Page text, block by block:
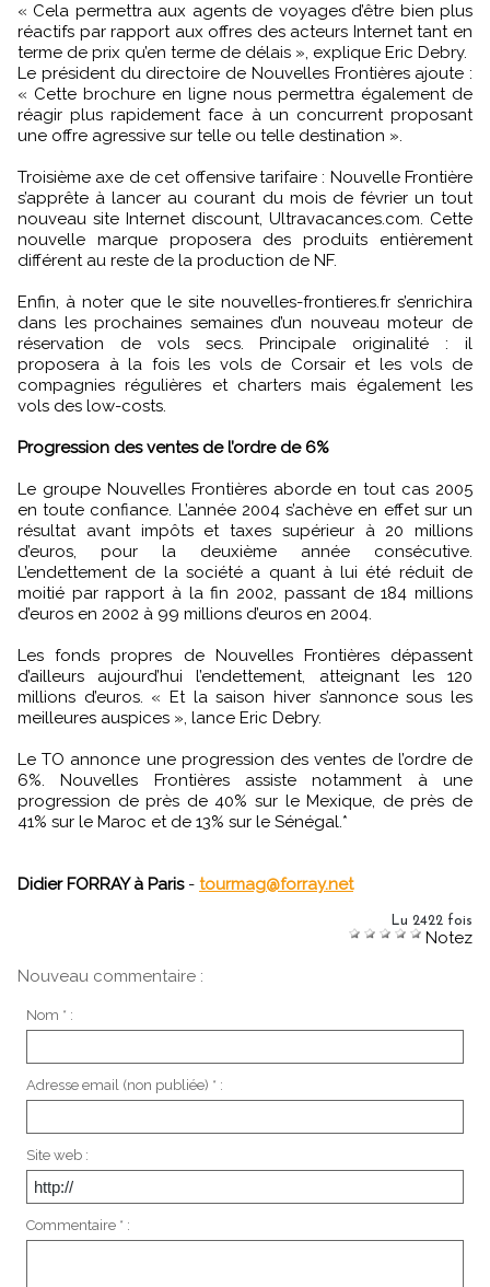
« Cela permettra aux agents de voyages d’être bien plus
réactifs par rapport aux offres des acteurs Internet tant en
terme de prix qu’en terme de délais », explique Eric Debry.
Le président du directoire de Nouvelles Frontières ajoute :
« Cette brochure en ligne nous permettra également de
réagir plus rapidement face à un concurrent proposant
une offre agressive sur telle ou telle destination ».
Troisième axe de cet offensive tarifaire : Nouvelle Frontière
s’apprête à lancer au courant du mois de février un tout
nouveau site Internet discount, Ultravacances.com. Cette
nouvelle marque proposera des produits entièrement
différent au reste de la production de NF.
Enfin, à noter que le site nouvelles-frontieres.fr s’enrichira
dans les prochaines semaines d’un nouveau moteur de
réservation de vols secs. Principale originalité : il
proposera à la fois les vols de Corsair et les vols de
compagnies régulières et charters mais également les
vols des low-costs.
Progression des ventes de l’ordre de 6%
Le groupe Nouvelles Frontières aborde en tout cas 2005
en toute confiance. L’année 2004 s’achève en effet sur un
résultat avant impôts et taxes supérieur à 20 millions
d’euros, pour la deuxième année consécutive.
L’endettement de la société a quant à lui été réduit de
moitié par rapport à la fin 2002, passant de 184 millions
d’euros en 2002 à 99 millions d’euros en 2004.
Les fonds propres de Nouvelles Frontières dépassent
d’ailleurs aujourd’hui l’endettement, atteignant les 120
millions d’euros. « Et la saison hiver s’annonce sous les
meilleures auspices », lance Eric Debry.
Le TO annonce une progression des ventes de l’ordre de
6%. Nouvelles Frontières assiste notamment à une
progression de près de 40% sur le Mexique, de près de
41% sur le Maroc et de 13% sur le Sénégal.*
Didier FORRAY à Paris- tourmag@forray.net
Lu 2422 fois
Notez
Nouveau commentaire :
Nom * :
Adresse email (non publiée) * :
Site web :
Commentaire * :